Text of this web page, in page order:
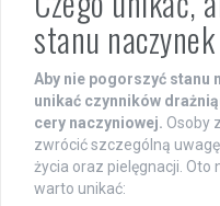
stanu
Aby nie pogorszyć stanu
unikać czynników
cery naczyniowej. Osoby
zwrócić szczególną
życia oraz pielęgnacji.
warto unikać: